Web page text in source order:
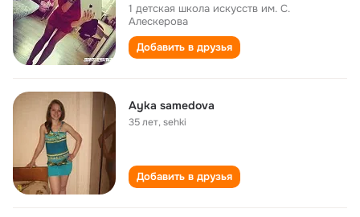
1 детская школа искусств им. С.
Алескерова
Добавить в друзья
Ayka samedova
35 лет,sehki
Добавить в друзья